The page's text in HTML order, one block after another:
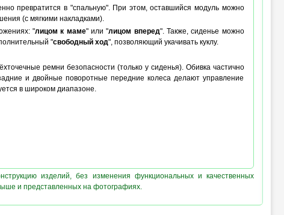
превратится в "спальную". При этом, оставшийся модуль можно
(с мягкими накладками).
"лицом к маме" или "лицом вперед". Также, сиденье можно
"свободный ход", позволяющий укачивать куклу.
ремни безопасности (только у сиденья). Обивка частично
и двойные поворотные передние колеса делают управление
в широком диапазоне.
изделий, без изменения функциональных и качественных
и представленных на фотографиях.